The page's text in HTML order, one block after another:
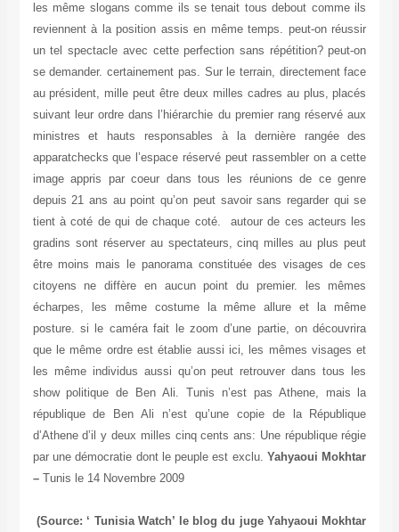
les même slogans comme ils se tenait tous debout comme ils
reviennent à la position assis en même temps. peut-on réussir
un tel spectacle avec cette perfection sans répétition? peut-on
se demander. certainement pas. Sur le terrain, directement face
au président, mille peut être deux milles cadres au plus, placés
suivant leur ordre dans l’hiérarchie du premier rang réservé aux
ministres et hauts responsables à la dernière rangée des
apparatchecks que l’espace réservé peut rassembler on a cette
image appris par coeur dans tous les réunions de ce genre
depuis 21 ans au point qu’on peut savoir sans regarder qui se
tient à coté de qui de chaque coté. autour de ces acteurs les
gradins sont réserver au spectateurs, cinq milles au plus peut
être moins mais le panorama constituée des visages de ces
citoyens ne diffère en aucun point du premier. les mêmes
écharpes, les même costume la même allure et la même
posture. si le caméra fait le zoom d’une partie, on découvrira
que le même ordre est établie aussi ici, les mêmes visages et
les même individus aussi qu’on peut retrouver dans tous les
show politique de Ben Ali. Tunis n’est pas Athene, mais la
république de Ben Ali n’est qu’une copie de la République
d’Athene d’il y deux milles cinq cents ans: Une république régie
par une démocratie dont le peuple est exclu.Yahyaoui Mokhtar
–Tunis le 14 Novembre 2009
(Source: ‘ Tunisia Watch’ le blog du juge Yahyaoui Mokhtar